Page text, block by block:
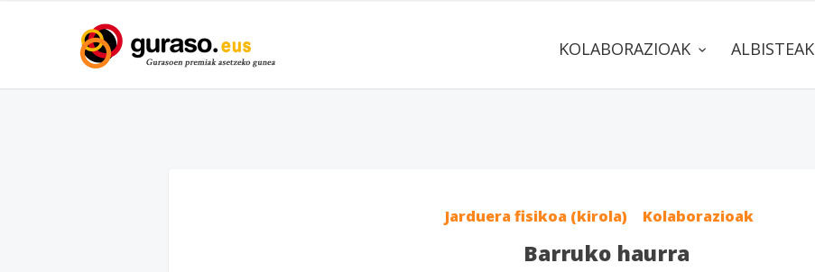
KOLABORAZIOAK ALBISTEAK
Jarduera fisikoa (kirola) Kolaborazioak
Barruko haurra